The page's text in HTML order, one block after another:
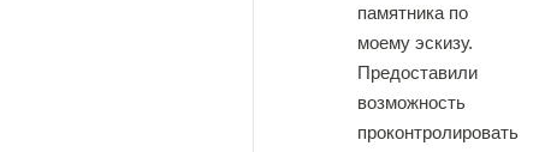
памятника по
моему эскизу.
Предоставили
возможность
проконтролировать